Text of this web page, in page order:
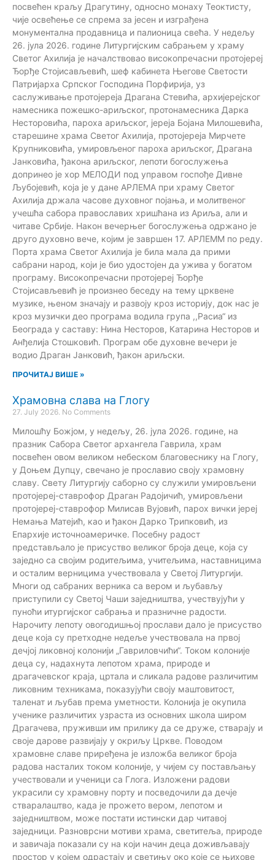
посвећен краљу Драгутину, односно монаху Теоктисту,
чије освећење се спрема за јесен и изграђена
монументална продавница и палионица свећа. У недељу
26. јула 2026. године Литургијским сабрањем у храму
Светог Ахилија је началствовао високопречасни протојереј
Ђорђе Стојисављевић, шеф кабинета Његове Светости
Патријарха Српског Господина Порфирија, уз
саслуживање протојереја Драгана Стевића, архијерејског
намесника пожешко-ариљског, протонамесника Дарка
Несторовића, пароха ариљског, јереја Бојана Милошевића,
старешине храма Светог Ахилија, протојереја Мирчете
Крупниковића, умировљеног пароха ариљског, Драгана
Јанковића, ђакона ариљског, лепоти богослужења
допринео је хор МЕЛОДИ под управом госпође Дивне
Љубојевић, која је у дане АРЛЕМА при храму Светог
Ахилија држала часове духовног појања, и молитвеног
учешћа сабора православих хришћана из Ариља, али и
читаве Србије. Након вечерњег богослужења одржано је
друго духовно вече, којим је завршен 17. АРЛЕММ по реду.
Порта храма Светог Ахилија је била мала да прими
сабрани народ, који је био удостојен да ужива у богатом
програму. Високопречасни протојереј Ђорђе
Стојисављевић је произнео беседу на тему црквене
музике, њеном значају и развоју кроз историју, док нас је
кроз музички део програма водила група ,,Расиа“ из
Београда у саставу: Нина Несторов, Катарина Несторов и
Анђелија Стошковић. Програм обе духовне вечери је
водио Драган Јанковић, ђакон ариљски.
ПРОЧИТАЈ ВИШЕ »
Храмовна слава на Глогу
27. July 2026. No Comments
Милошћу Божјом, у недељу, 26. јула 2026. године, на
празник Сабора Светог архангела Гаврила, храм
посвећен овом великом небеском благовеснику на Глогу,
у Доњем Дупцу, свечано је прославио своју храмовну
славу. Свету Литургију саборно су служили умировљени
протојереј-ставрофор Драган Радојичић, умировљени
протојереј-ставрофор Милисав Вујовић, парох вички јереј
Немања Матејић, као и ђакон Дарко Трипковић, из
Епархије источноамеричке. Посебну радост
представљало је присуство великог броја деце, која су
заједно са својим родитељима, учитељима, наставницима
и осталим верницима учествовала у Светој Литургији.
Многи од сабраних верника са вером и љубављу
приступили су Светој Чаши заједништва, учествујући у
пуноћи итургијског сабрања и празничне радости.
Нарочиту лепоту овогодишњој прослави дало је присуство
деце која су претходне недеље учествовала на првој
дечјој ликовној колонији „Гавриловчићи“. Током колоније
деца су, надахнута лепотом храма, природе и
драгачевског краја, цртала и сликала радове различитим
ликовним техникама, показујући своју маштовитост,
таленат и љубав према уметности. Колонија је окупила
ученике различитих узраста из основних школа широм
Драгачева, пруживши им прилику да се друже, стварају и
своје дарове развијају у окриљу Цркве. Поводом
храмовне славе приређена је изложба великог броја
радова насталих током колоније, у чијем су постављању
учествовали и ученици са Глога. Изложени радови
украсили су храмовну порту и посведочили да дечје
стваралаштво, када је прожето вером, лепотом и
заједништвом, може постати истински дар читавој
заједници. Разноврсни мотиви храма, светитеља, природе
и завичаја показали су на који начин деца доживљавају
простор у којем одрастају и светињу око које се њихове